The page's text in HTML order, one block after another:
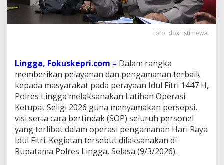
g
a
m
n
I
d
u
l
F
i
t
r
i
1
4
Foto: dok. Istimewa.
Lingga, Fokuskepri.com – Dalam rangka
memberikan pelayanan dan pengamanan terbaik
kepada masyarakat pada perayaan Idul Fitri 1447 H,
Polres Lingga melaksanakan Latihan Operasi
Ketupat Seligi 2026 guna menyamakan persepsi,
visi serta cara bertindak (SOP) seluruh personel
yang terlibat dalam operasi pengamanan Hari Raya
Idul Fitri. Kegiatan tersebut dilaksanakan di
Rupatama Polres Lingga, Selasa (9/3/2026).